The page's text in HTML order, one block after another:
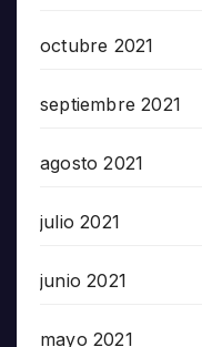
octubre 2021
septiembre 2021
agosto 2021
julio 2021
junio 2021
mayo 2021